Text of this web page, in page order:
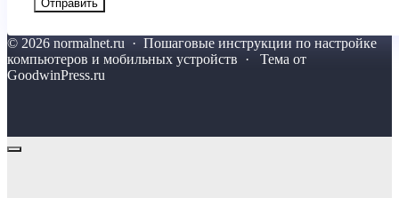
© 2026 normalnet.ru · Пошаговые инструкции по настройке
компьютеров и мобильных устройств · Тема от
GoodwinPress.ru